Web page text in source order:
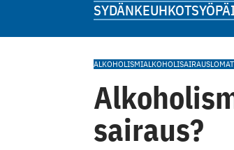
SYDÄNKEUHKOTSYÖPÄ
ALKOHOLISMIALKOHOLISAIRAUSLOMAT
sairaus?